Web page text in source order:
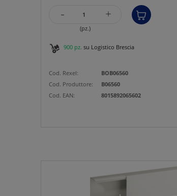
- +
(pz.)
900 pz. su Logistico Brescia
Cod. Rexel:
BOB06560
Cod. Produttore:
B06560
Cod. EAN:
8015892065602